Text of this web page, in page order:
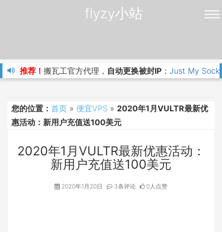
flyzy小站
推荐！ 搬瓦工官方代理， 自动更换被封IP ： Just My
您的位置： 首页 » 便宜VPS » 2020年1月VULTR最新优
惠活动：新用户充值送100美元
2020年1月VULTR最新优惠活动：
新用户充值送100美元
2020年1月20日 3条评论 0人点赞